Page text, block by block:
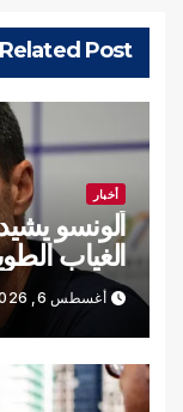
Related Post
أخبار
ألونسو
الغياب
أغسطس 6, 2026